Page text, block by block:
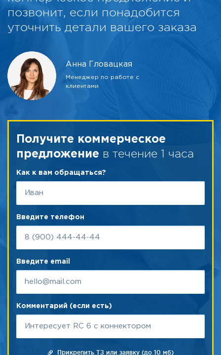
позвонит, если понадобится
уточнить детали вашего заказа
Анна Гловацкая
Менеджер по работе с
клиентами
Получите коммерческое
предложение в течение 1 часа
Как к вам обращаться?
Введите телефон
Введите email
Комментарий (если есть)
Прикрепить ТЗ или заявку (до 10 мб)